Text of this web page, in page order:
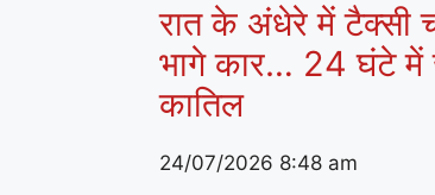
रात के अंधेरे में
भागे कार… 24 घंटे में
कातिल
24/07/2026 8:48 am